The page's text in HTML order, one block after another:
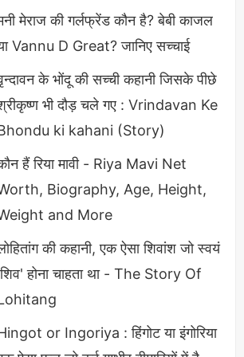
से स्नातक की उपाधि का होना
इंग्लिश विषय से ही किसी मान्यता प्राप्त
स्नातक की डिग्री।
डिग्री अथवा भातखंडे या बनारस संगीत
होना कंपलसरी है।
योग्यता बैचलर ऑफ फाइन आर्ट है।
के लिए किसी भी मान्यता प्राप्त संस्थान से
हो और साथ में एक वर्ष का बीपीएड का होना
गृह विज्ञान से स्नातक होना अनिवार्य है।
ग्रेजुएशन में कॉमर्स साइट से बीकॉम की
मेराज की गर्लफ्रेंड कौन है? बेबी काजल
Vannu D Great? जानिए सच्चाई
के भोंदू की सच्ची कहानी जिसके पीछे
भी दौड़ चले गए : Vrindavan Ke
ki kahani (Story)
हैं रिया मावी - Riya Mavi Net
Biography, Age, Height,
and More
की कहानी, एक ऐसा शिवांश जो स्वयं
होना चाहता था - The Story Of
or Ingoriya : हिंगोट या इंगोरिया